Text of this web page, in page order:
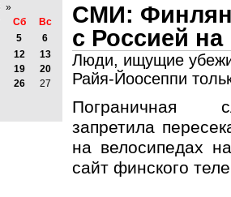
»
Сб
Вс
5
6
12
13
19
20
26
27
СМИ:
с Россией
Люди, ищущие
Райя-Йоосеппи
Пограничная
запретила
на велосипедах
сайт финского